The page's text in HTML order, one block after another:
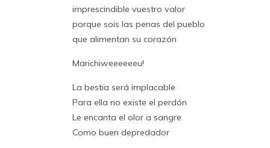
imprescindible vuestro valor
porque sois las penas del pueblo
que alimentan su corazón
Marichiweeeeeeu!
La bestia será implacable
Para ella no existe el perdón
Le encanta el olor a sangre
Como buen depredador